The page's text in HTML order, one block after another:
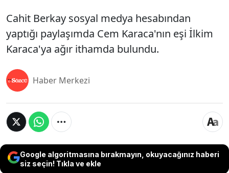
Cahit Berkay sosyal medya hesabından
yaptığı paylaşımda Cem Karaca'nın eşi İlkim
Karaca'ya ağır ithamda bulundu.
Haber Merkezi
Google algoritmasına bırakmayın, okuyacağınız haberi
siz seçin! Tıkla ve ekle